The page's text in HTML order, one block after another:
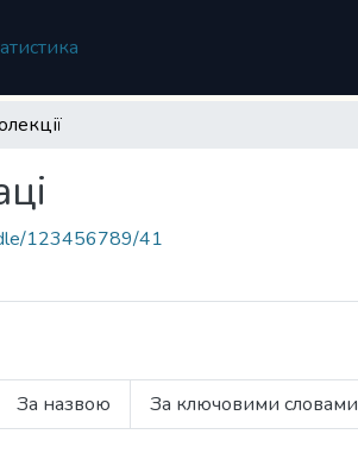
123456789/41
За назвою За ключовими словами